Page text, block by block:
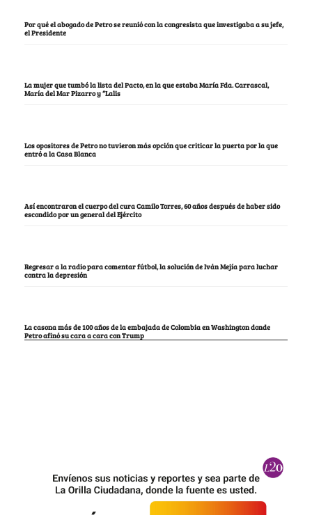
Por qué el abogado de Petro se reunió con la congresista que investigaba a su jefe,
el Presidente
La mujer que tumbó la lista del Pacto, en la que estaba María Fda. Carrascal,
María del Mar Pizarro y “Lalis
Los opositores de Petro no tuvieron más opción que criticar la puerta por la que
entró a la Casa Blanca
Así encontraron el cuerpo del cura Camilo Torres, 60 años después de haber sido
escondido por un general del Ejército
Regresar a la radio para comentar fútbol, la solución de Iván Mejía para luchar
contra la depresión
La casona más de 100 años de la embajada de Colombia en Washington donde
Petro afinó su cara a cara con Trump